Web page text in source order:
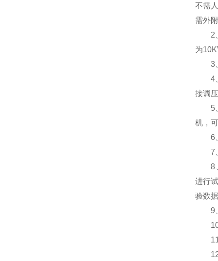
不需
需外
2、
为
3、
4、
接调
5、
机，
6、
7、
8、
进行
验数
9、
10
11
12